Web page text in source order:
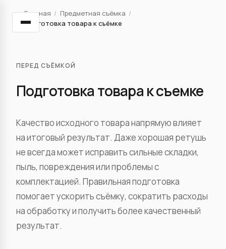
Главная / Предметная съёмка /
Подготовка товара к съёмке
ПЕРЕД СЪЁМКОЙ
Подготовка товара к съемке
Качество исходного товара напрямую влияет
на итоговый результат. Даже хорошая ретушь
не всегда может исправить сильные складки,
пыль, повреждения или проблемы с
комплектацией. Правильная подготовка
помогает ускорить съёмку, сократить расходы
на обработку и получить более качественный
результат.